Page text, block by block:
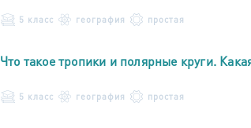
5 класс география простая
Что такое тропики и полярные круги.
5 класс география простая